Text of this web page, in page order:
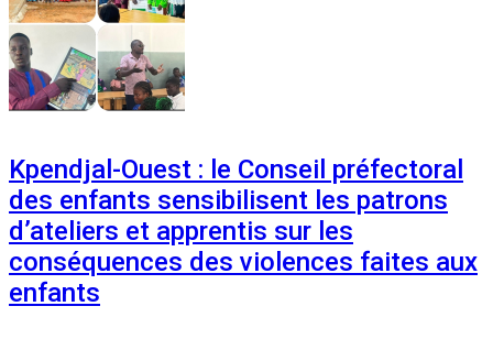
Kpendjal-Ouest : le Conseil préfectoral
des enfants sensibilisent les patrons
d’ateliers et apprentis sur les
conséquences des violences faites aux
enfants